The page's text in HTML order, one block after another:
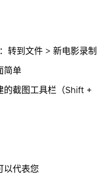
转到文件 > 新电影录制
简单
的截图工具栏（Shift +
以代表您